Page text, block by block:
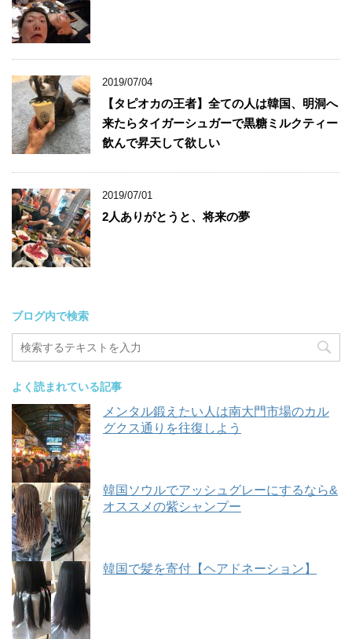
2019/07/04
【タピオカの王者】全ての人は韓国、明洞へ
来たらタイガーシュガーで黒糖ミルクティー
飲んで昇天して欲しい
2019/07/01
2人ありがとうと、将来の夢
ブログ内で検索
よく読まれている記事
メンタル鍛えたい人は南大門市場のカル
グクス通りを往復しよう
韓国ソウルでアッシュグレーにするなら&
オススメの紫シャンプー
韓国で髪を寄付【ヘアドネーション】